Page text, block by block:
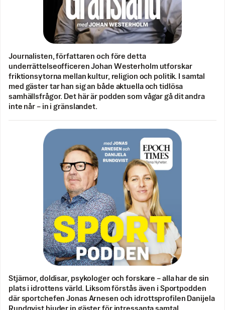
Journalisten, författaren och före detta
underrättelseofficeren Johan Westerholm utforskar
friktionsytorna mellan kultur, religion och politik. I samtal
med gäster tar han sig an både aktuella och tidlösa
samhällsfrågor. Det här är podden som vågar gå dit andra
inte når – in i gränslandet.
Stjärnor, doldisar, psykologer och forskare – alla har de sin
plats i idrottens värld. Liksom förstås även i Sportpodden
där sportchefen Jonas Arnesen och idrottsprofilen Danijela